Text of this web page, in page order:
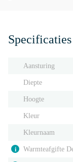
Specificaties
Aansturing
Diepte
Hoogte
Kleur
Kleurnaam
i Warmteafgifte